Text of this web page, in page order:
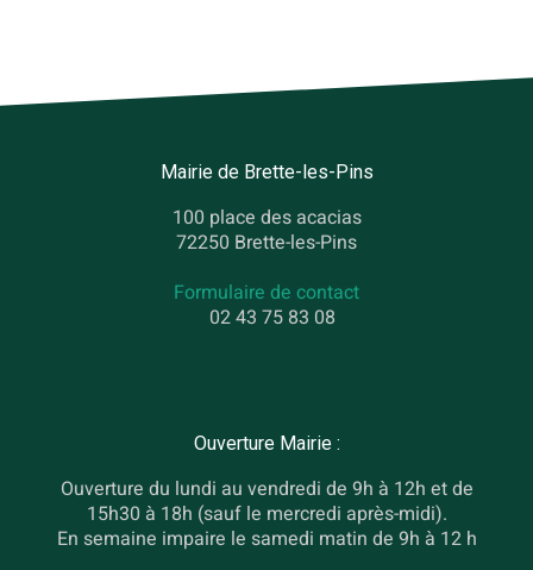
Mairie de Brette-les-Pins
100 place des acacias
72250 Brette-les-Pins
Formulaire de contact
02 43 75 83 08
Ouverture Mairie :
Ouverture du lundi au vendredi de 9h à 12h et de
15h30 à 18h (sauf le mercredi après-midi).
En semaine impaire le samedi matin de 9h à 12 h